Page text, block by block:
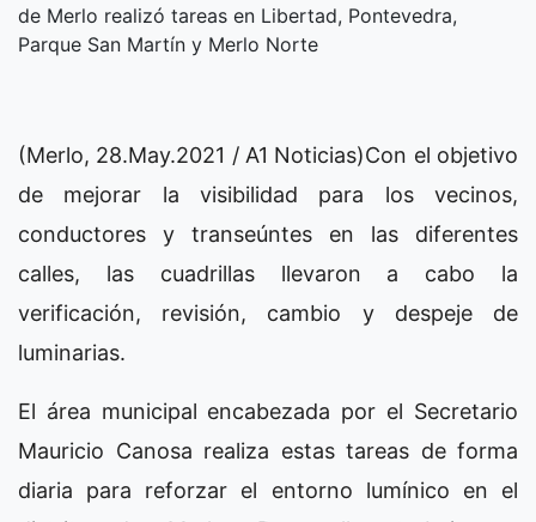
de Merlo realizó tareas en Libertad, Pontevedra,
Parque San Martín y Merlo Norte
(Merlo, 28.May.2021 / A1 Noticias)Con el objetivo
de mejorar la visibilidad para los vecinos,
conductores y transeúntes en las diferentes
calles, las cuadrillas llevaron a cabo la
verificación, revisión, cambio y despeje de
luminarias.
El área municipal encabezada por el Secretario
Mauricio Canosa realiza estas tareas de forma
diaria para reforzar el entorno lumínico en el